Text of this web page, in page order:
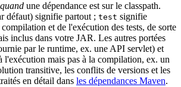
quand une dépendance est sur le classpath.
défaut) signifie partout ; test signifie
et de l'exécution des tests, de sorte
inclus dans votre JAR. Les autres portées
par le runtime, ex. une API servlet) et
l'exécution mais pas à la compilation, ex. un
transitive, les conflits de versions et les
en détail dans les dépendances Maven.